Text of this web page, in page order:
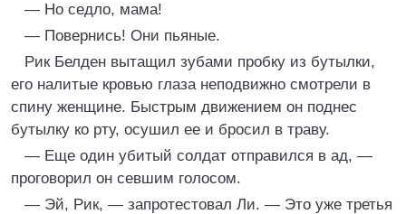
— Но седло, мама!
— Повернись! Они пьяные.
Рик Белден вытащил зубами пробку из бутылки,
его налитые кровью глаза неподвижно смотрели в
спину женщине. Быстрым движением он поднес
бутылку ко рту, осушил ее и бросил в траву.
— Еще один убитый солдат отправился в ад, —
проговорил он севшим голосом.
— Эй, Рик, — запротестовал Ли. — Это уже третья